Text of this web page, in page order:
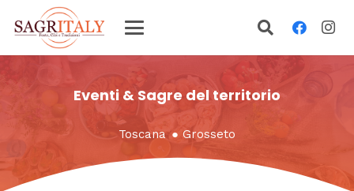
Eventi & Sagre del territorio
Toscana ●Grosseto